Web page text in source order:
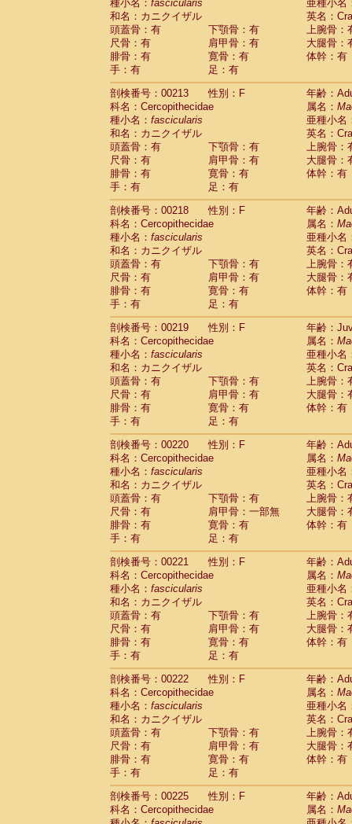
種小名： fascicularis
亜種小名
和名：カニクイザル
英名：
頭蓋骨：有
下顎骨：有
上腕骨：
尺骨：有
肩甲骨：有
大腿骨：
腓骨：有
寛骨：有
体幹：有
手：有
足：有
剖検番号：00213
性別：F
年齢：
科名：Cercopithecidae
属名：
種小名： fascicularis
亜種小名
和名：カニクイザル
英名：
頭蓋骨：有
下顎骨：有
上腕骨：
尺骨：有
肩甲骨：有
大腿骨：
腓骨：有
寛骨：有
体幹：有
手：有
足：有
剖検番号：00218
性別：F
年齢：
科名：Cercopithecidae
属名：
種小名： fascicularis
亜種小名
和名：カニクイザル
英名：
頭蓋骨：有
下顎骨：有
上腕骨：
尺骨：有
肩甲骨：有
大腿骨：
腓骨：有
寛骨：有
体幹：有
手：有
足：有
剖検番号：00219
性別：F
年齢：
科名：Cercopithecidae
属名：
種小名： fascicularis
亜種小名
和名：カニクイザル
英名：
頭蓋骨：有
下顎骨：有
上腕骨：
尺骨：有
肩甲骨：有
大腿骨：
腓骨：有
寛骨：有
体幹：有
手：有
足：有
剖検番号：00220
性別：F
年齢：
科名：Cercopithecidae
属名：
種小名： fascicularis
亜種小名
和名：カニクイザル
英名：
頭蓋骨：有
下顎骨：有
上腕骨：
尺骨：有
肩甲骨：一部無
大腿骨：
腓骨：有
寛骨：有
体幹：有
手：有
足：有
剖検番号：00221
性別：F
年齢：
科名：Cercopithecidae
属名：
種小名： fascicularis
亜種小名
和名：カニクイザル
英名：
頭蓋骨：有
下顎骨：有
上腕骨：
尺骨：有
肩甲骨：有
大腿骨：
腓骨：有
寛骨：有
体幹：有
手：有
足：有
剖検番号：00222
性別：F
年齢：
科名：Cercopithecidae
属名：
種小名： fascicularis
亜種小名
和名：カニクイザル
英名：
頭蓋骨：有
下顎骨：有
上腕骨：
尺骨：有
肩甲骨：有
大腿骨：
腓骨：有
寛骨：有
体幹：有
手：有
足：有
剖検番号：00225
性別：F
年齢：
科名：Cercopithecidae
属名：